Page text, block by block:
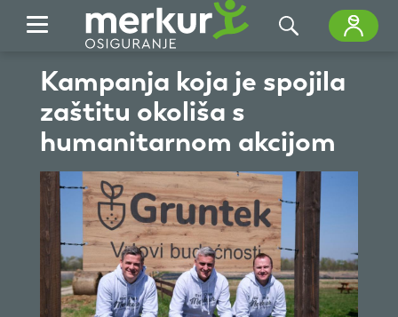
Kampanja koja je spojila
zaštitu okoliša s
humanitarnom akcijom